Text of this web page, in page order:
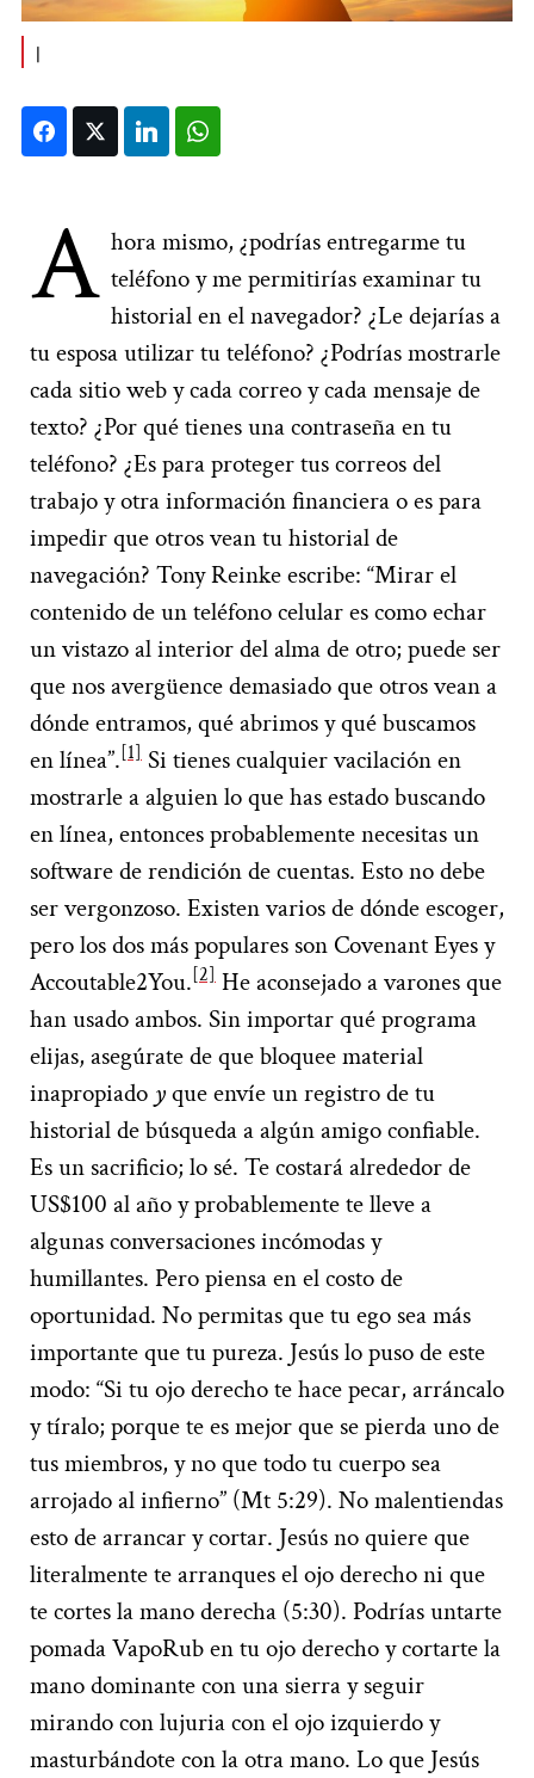
FacebookTwitter LinkedIn
A hora mismo, ¿podrías entregarme tu
teléfono y me permitirías examinar tu
historial en el navegador? ¿Le dejarías a
tu esposa utilizar tu teléfono? ¿Podrías mostrarle
cada sitio web y cada correo y cada mensaje de
texto? ¿Por qué tienes una contraseña en tu
teléfono? ¿Es para proteger tus correos del
trabajo y otra información financiera o es para
impedir que otros vean tu historial de
navegación? Tony Reinke escribe: “Mirar el
contenido de un teléfono celular es como echar
un vistazo al interior del alma de otro; puede ser
que nos avergüence demasiado que otros vean a
dónde entramos, qué abrimos y qué buscamos
en línea”.[1] Si tienes cualquier vacilación en
mostrarle a alguien lo que has estado buscando
en línea, entonces probablemente necesitas un
software de rendición de cuentas. Esto no debe
ser vergonzoso. Existen varios de dónde escoger,
pero los dos más populares son Covenant Eyes y
Accoutable2You.[2] He aconsejado a varones que
han usado ambos. Sin importar qué programa
elijas, asegúrate de que bloquee material
inapropiado yque envíe un registro de tu
historial de búsqueda a algún amigo confiable.
Es un sacrificio; lo sé. Te costará alrededor de
US$100 al año y probablemente te lleve a
algunas conversaciones incómodas y
humillantes. Pero piensa en el costo de
oportunidad. No permitas que tu ego sea más
importante que tu pureza. Jesús lo puso de este
modo: “Si tu ojo derecho te hace pecar, arráncalo
y tíralo; porque te es mejor que se pierda uno de
tus miembros, y no que todo tu cuerpo sea
arrojado al infierno” (Mt 5:29). No malentiendas
esto de arrancar y cortar. Jesús no quiere que
literalmente te arranques el ojo derecho ni que
te cortes la mano derecha (5:30). Podrías untarte
pomada VapoRub en tu ojo derecho y cortarte la
mano dominante con una sierra y seguir
mirando con lujuria con el ojo izquierdo y
masturbándote con la otra mano. Lo que Jesús